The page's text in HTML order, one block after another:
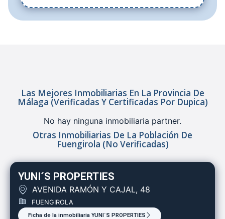
Las Mejores Inmobiliarias En La Provincia De
Málaga (verificadas Y Certificadas Por Dupica)
No hay ninguna inmobiliaria partner.
Otras Inmobiliarias De La Población De
Fuengirola (no Verificadas)
YUNI´S PROPERTIES
AVENIDA RAMÓN Y CAJAL, 48
FUENGIROLA
Ficha de la inmobiliaria YUNI´S PROPERTIES